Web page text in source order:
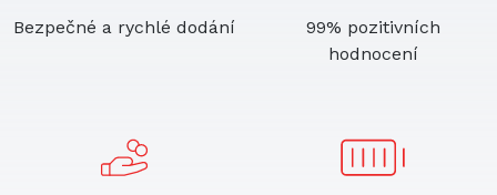
Bezpečné a rychlé dodání
99% pozitivních
hodnocení